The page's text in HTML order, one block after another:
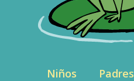
Niños Padres